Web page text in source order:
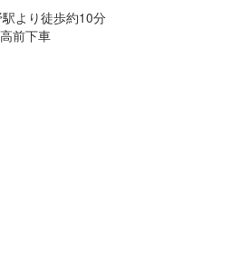
より徒歩約10分
前下車